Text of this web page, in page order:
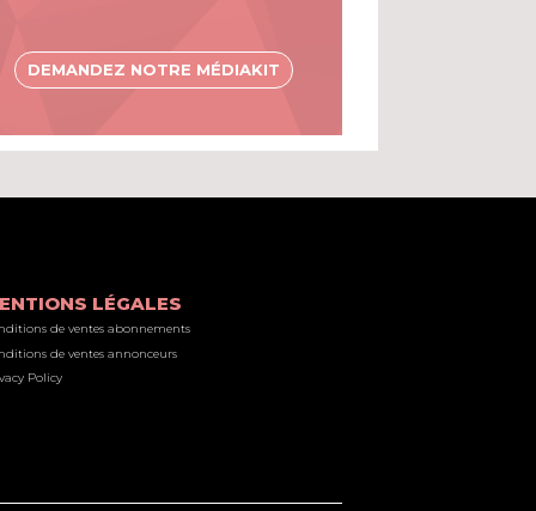
DEMANDEZ NOTRE MÉDIAKIT
LÉGALES
de ventes abonnements
de ventes annonceurs
Policy